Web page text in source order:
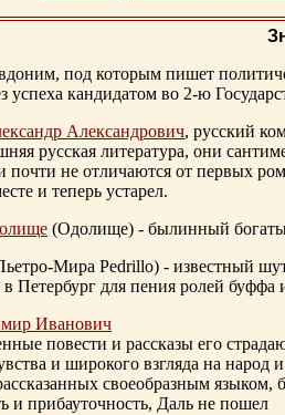
под которым пишет
успеха кандидатом во 2-ю
Александрович, русский
русская литература, они
не отличаются от первых
и теперь устарел.
(Одолище) - былинный
Мира Pedrillo) - известный
Петербург для пения ролей буффа
Иванович
повести и рассказы его
и широкого взгляда на
своеобразным
и прибауточность, Даль не пошел